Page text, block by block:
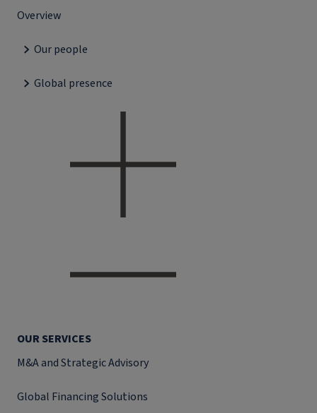
Overview
Our people
Global presence
OUR SERVICES
M&A and Strategic Advisory
Global Financing Solutions